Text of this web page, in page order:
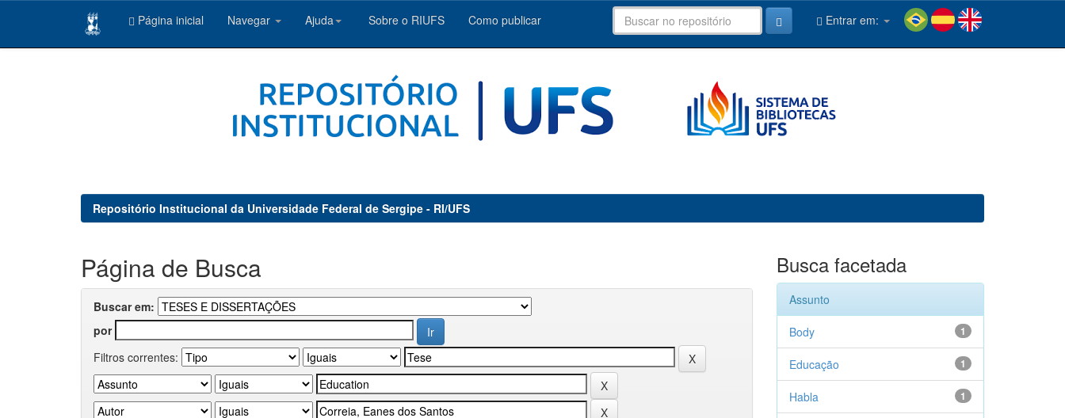
Página inicial Navegar Ajuda Sobre o RIUFS Como publicar Entrar em:
Repositório Institucional da Universidade Federal de Sergipe - RI/UFS
Página de Busca
Buscar em:
por
Filtros correntes:
Busca facetada
Assunto
1
Body
1
Educação
1
Habla